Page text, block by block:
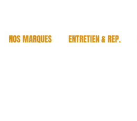
NOS MARQUES ENTRETIEN & REP.